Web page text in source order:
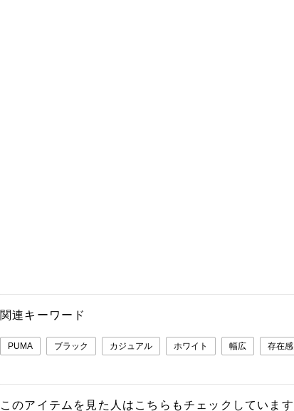
関連キーワード
PUMA ブラック カジュアル ホワイト 幅広 存在感
このアイテムを見た人はこちらもチェックしています